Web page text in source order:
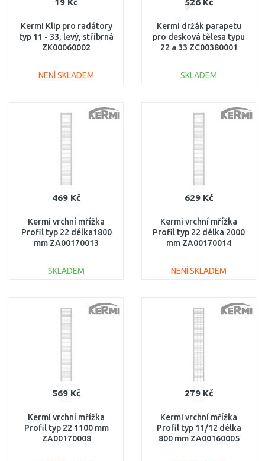
19 Kč
Kermi Klip pro radátory
typ 11 - 33, levý, stříbrná
ZK00060002
NENÍ SKLADEM
Porovnat
526 Kč
Kermi držák parapetu
pro desková tělesa typu
22 a 33 ZC00380001
SKLADEM
Porovnat
469 Kč
Kermi vrchní mřížka
Profil typ 22 délka1800
mm ZA00170013
SKLADEM
Porovnat
629 Kč
Kermi vrchní mřížka
Profil typ 22 délka 2000
mm ZA00170014
NENÍ SKLADEM
Porovnat
569 Kč
Kermi vrchní mřížka
Profil typ 22 1100 mm
ZA00170008
279 Kč
Kermi vrchní mřížka
Profil typ 11/12 délka
800 mm ZA00160005